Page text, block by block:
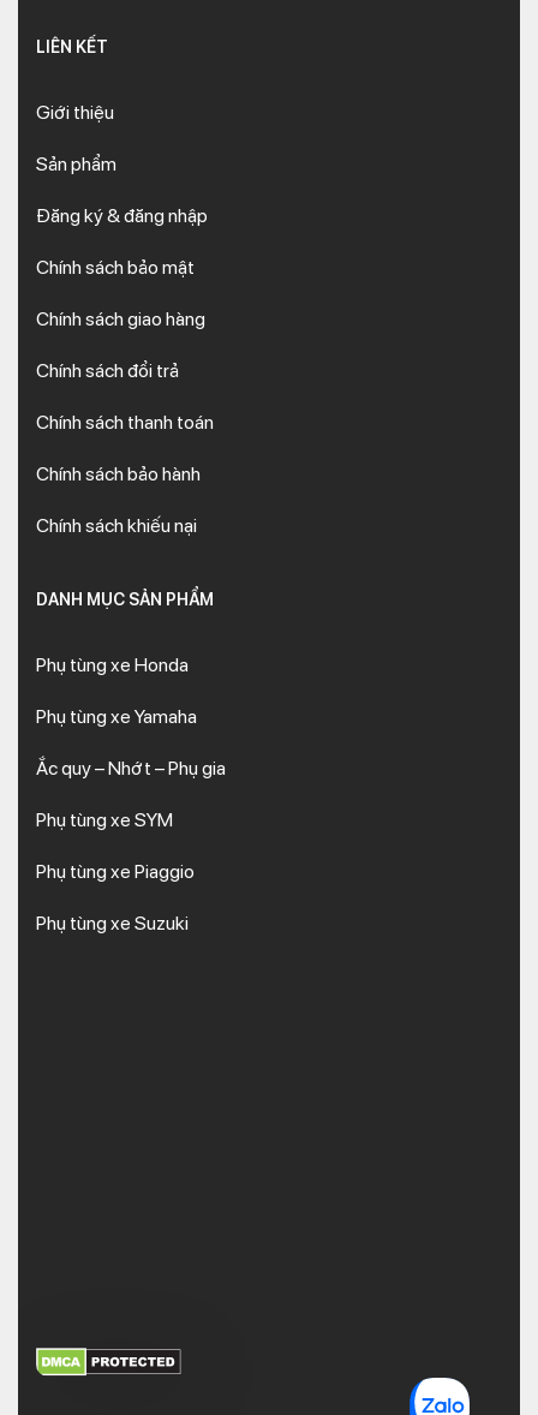
LIÊN KẾT
Giới thiệu
Sản phẩm
Đăng ký & đăng nhập
Chính sách bảo mật
Chính sách giao hàng
Chính sách đổi trả
Chính sách thanh toán
Chính sách bảo hành
Chính sách khiếu nại
DANH MỤC SẢN PHẨM
Phụ tùng xe Honda
Phụ tùng xe Yamaha
Ắc quy – Nhớt – Phụ gia
Phụ tùng xe SYM
Phụ tùng xe Piaggio
Phụ tùng xe Suzuki
XEM THÊM